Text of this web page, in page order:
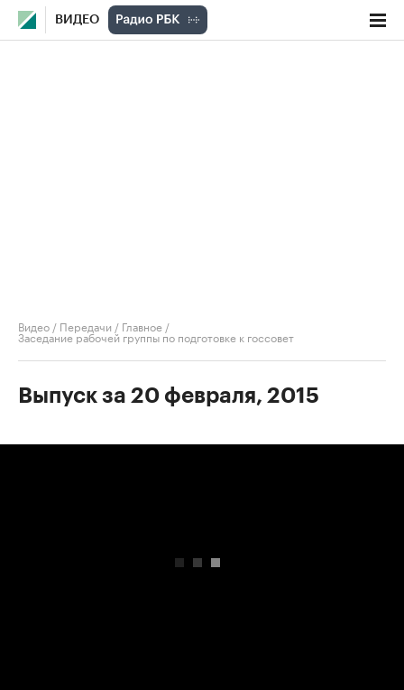
ВИДЕО
Видео / Передачи / Главное /
Заседание рабочей группы по подготовке к госсовет
Выпуск за 20 февраля, 2015